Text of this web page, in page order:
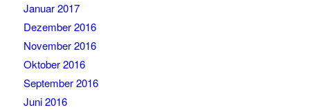
Januar 2017
Dezember 2016
November 2016
Oktober 2016
September 2016
Juni 2016